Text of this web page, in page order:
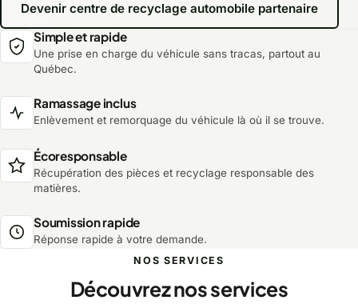
Devenir centre de recyclage automobile partenaire
Simple et rapide
Une prise en charge du véhicule sans tracas, partout au
Québec.
Ramassage inclus
Enlèvement et remorquage du véhicule là où il se trouve.
Écoresponsable
Récupération des pièces et recyclage responsable des
matières.
Soumission rapide
Réponse rapide à votre demande.
NOS SERVICES
Découvrez nos services